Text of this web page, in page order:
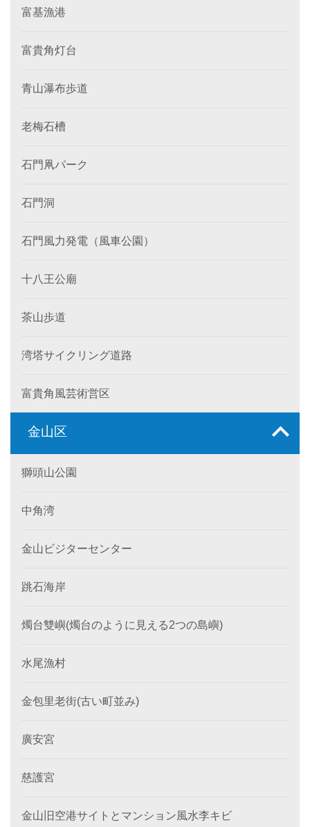
富基漁港
富貴角灯台
青山瀑布歩道
老梅石槽
石門凧パーク
石門洞
石門風力発電（風車公園）
十八王公廟
茶山歩道
湾塔サイクリング道路
富貴角風芸術営区
金山区
獅頭山公園
中角湾
金山ビジターセンター
跳石海岸
燭台雙嶼(燭台のように見える2つの島嶼)
水尾漁村
金包里老街(古い町並み)
廣安宮
慈護宮
金山旧空港サイトとマンション風水李キビ